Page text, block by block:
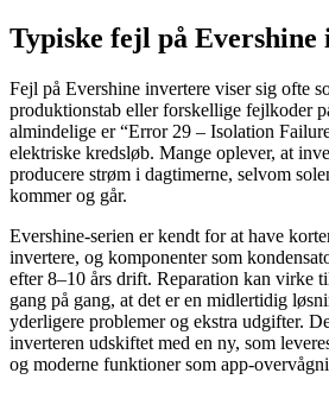
Typiske fejl på Evershine
Fejl på Evershine invertere viser sig ofte
produktionstab eller forskellige fejlkoder
almindelige er “Error 29 – Isolation
elektriske kredsløb. Mange oplever, at
producere strøm i dagtimerne, selvom
kommer og går.
Evershine-serien er kendt for at have
invertere, og komponenter som
efter 8–10 års drift. Reparation kan virke
gang på gang, at det er en midlertidig
yderligere problemer og ekstra udgifter.
inverteren udskiftet med en ny, som
og moderne funktioner som app-